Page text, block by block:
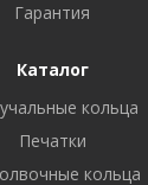
Гарантия
Каталог
кольца
Печатки
кольца